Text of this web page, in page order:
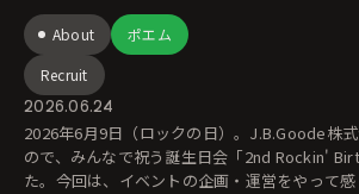
About
ポエム
Recruit
2026.06.24
2026年6月9日（ロックの日）。J.B.Goode株
ので、みんなで祝う誕生日会「2nd Rockin'
た。今回は、イベントの企画・運営をやって感